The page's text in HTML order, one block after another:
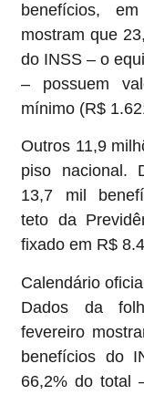
benefícios,
mostram que
do INSS – o
– possuem
mínimo (R$
Outros 11,9
piso nacional.
13,7 mil
teto da
fixado em R$
Calendário
Dados da
fevereiro
benefícios do
66,2% do total